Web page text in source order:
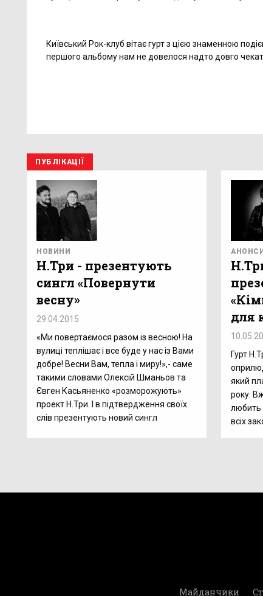
Київський Рок-клуб вітає гурт з цією знаменною
першого альбому нам не довелося надто довго
ПУБЛІКАЦІЇ
НОВИНИ
Н.Три - презентують
сингл «Повернути
весну»
29.04.2015
«Ми повертаємося разом із весною! На
вулиці теплішає і все буде у нас із Вами
добре! Весни Вам, тепла і миру!»,- саме
такими словами Олексій Шманьов та
Євген Касьяненко «розморожують»
проект Н.Три. І в підтвердження своїх
слів презентують новий сингл
АНОНСИ
для
Гурт
який
року.
любить
всіх
Майданчики